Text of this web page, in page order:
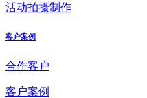
活动拍摄制作
客户案例
合作客户
客户案例